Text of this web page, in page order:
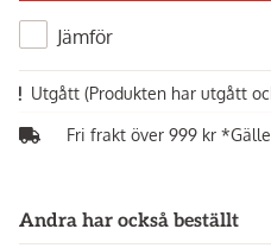
Jämför
Utgått (Produkten har utgått
Fri frakt över 999 kr
Andra har också beställt